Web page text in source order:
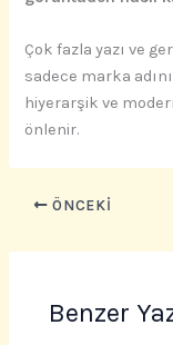
Çok fazla yazı ve
sadece marka
hiyerarşik ve
önlenir.
ÖNCEKI
Benzer